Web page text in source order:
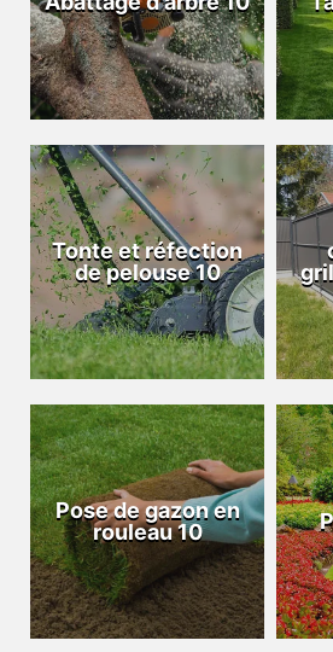
Tonte et réfection
de pelouse 10
Pose de gazon en
rouleau 10